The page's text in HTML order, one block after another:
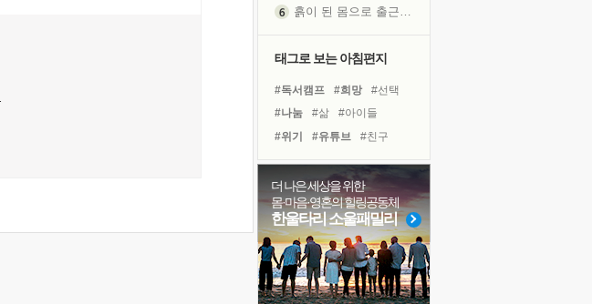
극과 극의 양 끝단
처음 손을 잡았던 날
꿈이 실제가 되는 것
'말 타는 법'을 먼저
아픈 아버지를 위한 공간 설계
슬럼프
보고 싶은 어머니
유년 시절의 부산 영도 바다
못된 꼰대들
태그로 보는 아침편지
#독서캠프 #희망
#선택
#나눔
#삶
#아이들
#위기
#유튜브
#친구
#계획
#사람
#리더
#극복
#독서
#도움
#경험
#비전캠프
#건강
#바이러스
#링컨학교
#명상
더 나은 세상을 위한
몸·마음·영혼의 힐링공동체
한울타리 소울패밀리